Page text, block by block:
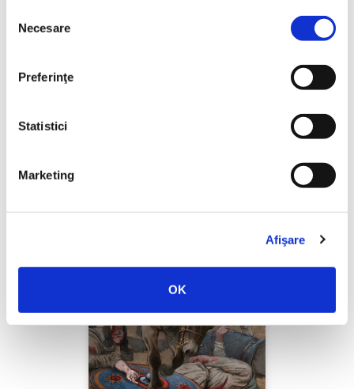
consimțământului
Necesare
Preferinţe
Statistici
Marketing
Afişare
OK
Lumea noastră orwelliană